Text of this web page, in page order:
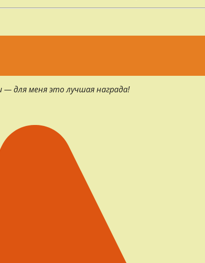
для меня это лучшая награда!